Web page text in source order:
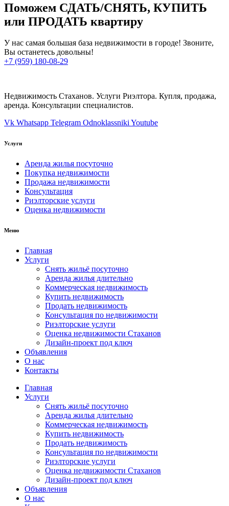
Поможем СДАТЬ/СНЯТЬ, КУПИТЬ
или ПРОДАТЬ квартиру
У нас самая большая база недвижимости в городе! Звоните,
Вы останетесь довольны!
+7 (959) 180-08-29
Недвижимость Стаханов. Услуги Риэлтора. Купля, продажа,
аренда. Консультации специалистов.
Vk Whatsapp Telegram OdnoklassnikiYoutube
Услуги
Аренда жилья посуточно
Покупка недвижимости
Продажа недвижимости
Консультация
Риэлторские услуги
Оценка недвижимости
Меню
Главная
Услуги
Снять жильё посуточно
Аренда жилья длительно
Коммерческая недвижимость
Купить недвижимость
Продать недвижимость
Консультация по недвижимости
Риэлторские услуги
Оценка недвижимости Стаханов
Дизайн-проект под ключ
Объявления
О нас
Контакты
Главная
Услуги
Снять жильё посуточно
Аренда жилья длительно
Коммерческая недвижимость
Купить недвижимость
Продать недвижимость
Консультация по недвижимости
Риэлторские услуги
Оценка недвижимости Стаханов
Дизайн-проект под ключ
Объявления
О нас